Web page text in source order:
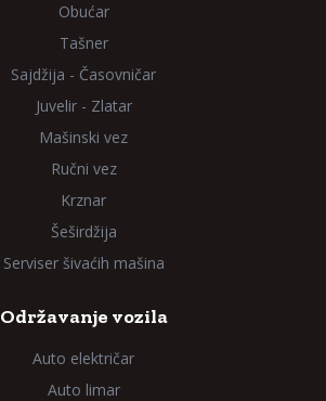
Obućar
Tašner
Sajdžija - Časovničar
Juvelir - Zlatar
Mašinski vez
Ručni vez
Krznar
Šeširdžija
Serviser šivaćih mašina
Održavanje vozila
Auto električar
Auto limar